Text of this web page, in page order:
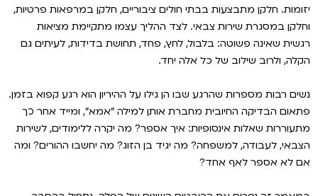
יזומות. חלקן מתבצעות בבתי חולים ציבוריים, חלקן במרפאות פרטיות,
וחלקן במסגרת שירות צבאי. לצד ההליך עצמו מתקיימת מציאות
רגשית שאינה פשוטה: בלבול, לחץ, פחד, תחושת בדידות, לעיתים גם
הקלה, ולרוב שילוב של כל אלה יחד.
נשים רבות מספרות שהרגע שבו הן גילו על ההיריון הוא רגע קפוא בזמן.
פתאום הבדיקה החיובית מחברת אותן למילה ״אמא״, ומייד אחר כך
מתעוררות שאלות אינסופיות: איך אספר? מה יקרה ללימודים, לשירות
הצבאי, לעבודה, למשפחה? מה יגיד בן הזוג? מה יחשבו ההורים? ומה
אם לא אספר לאף אחד?